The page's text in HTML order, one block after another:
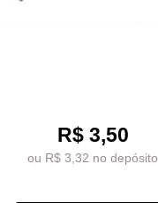
R$ 3,50
ou R$ 3,32 no depósito